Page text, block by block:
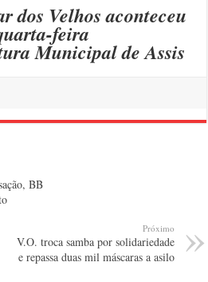
dos Velhos aconteceu
feira
Municipal de Assis
BB
Próximo
V.O. troca samba por solidariedade
e repassa duas mil máscaras a asilo